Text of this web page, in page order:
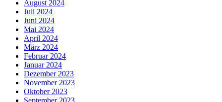
August 2024
Juli 2024
Juni 2024
Mai 2024
April 2024
März 2024
Februar 2024
Januar 2024
Dezember 2023
November 2023
Oktober 2023
September 2023